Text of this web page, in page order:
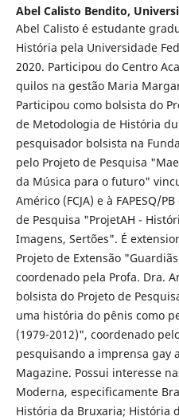
Abel Calisto Bendito,
Abel Calisto é estudante
História pela Universidade
2020. Participou do Centro
quilos na gestão Maria
Participou como bolsista do
de Metodologia de História
pesquisador bolsista na
pelo Projeto de Pesquisa
da Música para o futuro"
Américo (FCJA) e à FAPESQ/
de Pesquisa "ProjetAH -
Imagens, Sertões". É
Projeto de Extensão
coordenado pela Profa. Dra.
bolsista do Projeto de
uma história do pênis como
(1979-2012)", coordenado
pesquisando a imprensa gay
Magazine. Possui interesse
Moderna, especificamente
História da Bruxaria; História